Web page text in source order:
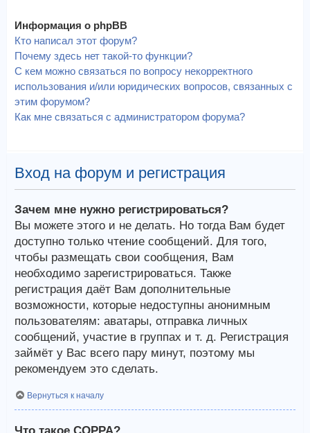
Информация о phpBB
Кто написал этот форум?
Почему здесь нет такой-то функции?
С кем можно связаться по вопросу некорректного
использования и/или юридических вопросов, связанных с
этим форумом?
Как мне связаться с администратором форума?
Вход на форум и регистрация
Зачем мне нужно регистрироваться?
Вы можете этого и не делать. Но тогда Вам будет
доступно только чтение сообщений. Для того,
чтобы размещать свои сообщения, Вам
необходимо зарегистрироваться. Также
регистрация даёт Вам дополнительные
возможности, которые недоступны анонимным
пользователям: аватары, отправка личных
сообщений, участие в группах и т. д. Регистрация
займёт у Вас всего пару минут, поэтому мы
рекомендуем это сделать.
Вернуться к началу